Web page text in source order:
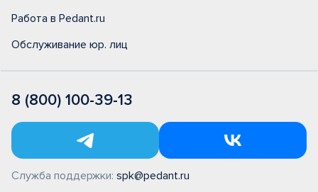
Работа в Pedant.ru
Обслуживание юр. лиц
8 (800) 100-39-13
Служба поддержки: spk@pedant.ru